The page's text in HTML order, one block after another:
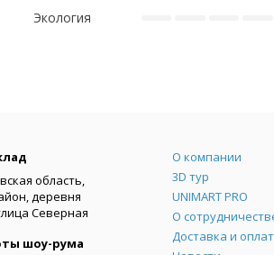
Экология
область,
деревня
Северная
шоу-рума
Меню
О компании
3D тур
UNIMART PRO
О
Доставка и